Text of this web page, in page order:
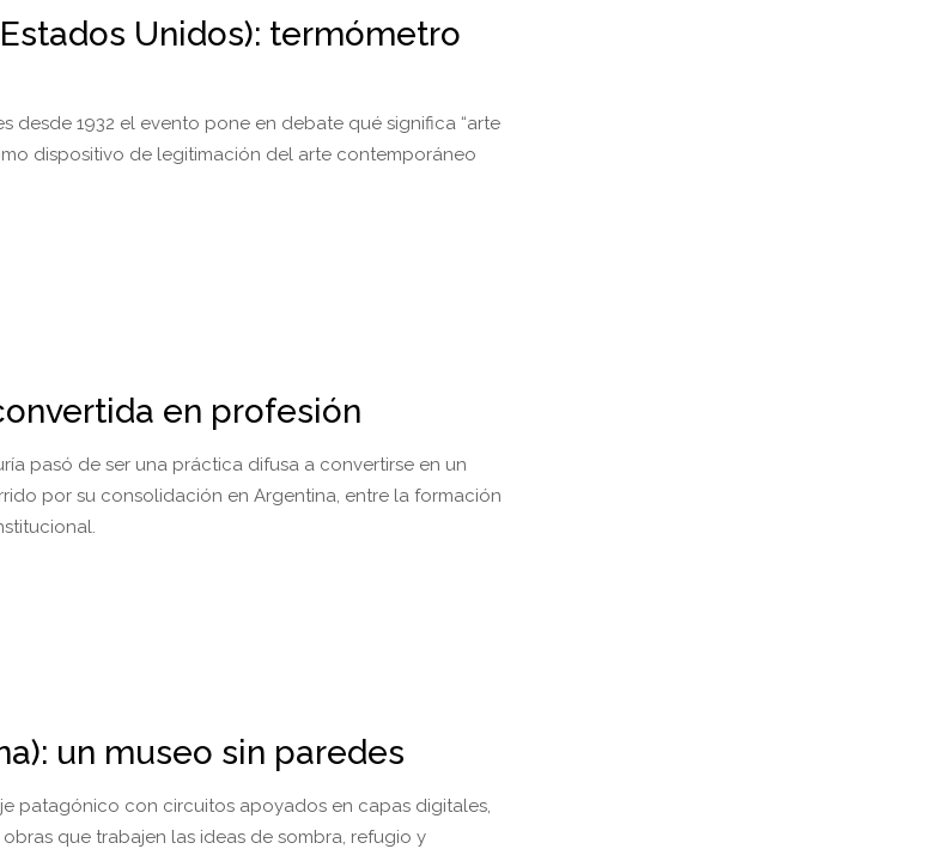
Unidos): termómetro
desde 1932 el evento pone en debate qué significa “arte
dispositivo de legitimación del arte contemporáneo
en profesión
pasó de ser una práctica difusa a convertirse en un
por su consolidación en Argentina, entre la formación
un museo sin paredes
patagónico con circuitos apoyados en capas digitales,
que trabajen las ideas de sombra, refugio y